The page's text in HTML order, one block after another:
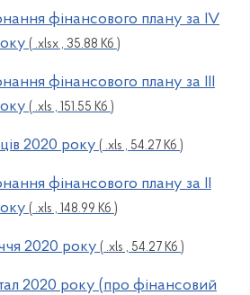
фінансового плану за ІV
( .xlsx , 35.88 Кб )
фінансового плану за ІІI
( .xls , 151.55 Кб )
2020 року ( .xls , 54.27 Кб )
фінансового плану за ІІ
( .xls , 148.99 Кб )
2020 року ( .xls , 54.27 Кб )
2020 року (про фінансовий